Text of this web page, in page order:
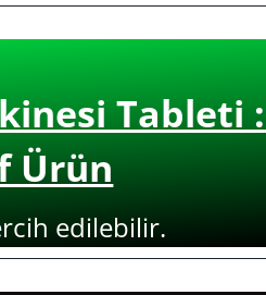
Tableti :
Ürün
edilebilir.